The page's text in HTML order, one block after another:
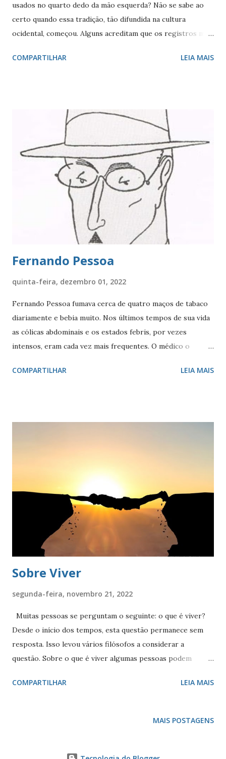
usados no quarto dedo da mão esquerda? Não se sabe ao
certo quando essa tradição, tão difundida na cultura
ocidental, começou. Alguns acreditam que os registros mais
ocorrido há cerca de 4800 anos. Naquela época, diferentes
círculo sempre foi o símbolo da eternidade, um elemento
sem começo nem fim, valorizado pelos egípcios e por
outras culturas. O espaço no centro do anel também tinha
um significado - representava uma passagem para o
conhecido e o desconhecido. Presentear uma mulher com
um anel era uma prova de amor eterno e imortal. Pouco
tempo depois, a matéria-prima dos anéis foi substituída
por materiais que ofereciam maior durabilidade, como
couro, ossos e mármore. Quanto mais caro o anel, maior
COMPARTILHAR LEIA MAIS
Fernando Pessoa
quinta-feira, dezembro 01, 2022
Fernando Pessoa fumava cerca de quatro maços de tabaco
diariamente e bebia muito. Nos últimos tempos de sua vida
as cólicas abdominais e os estados febris, por vezes
intensos, eram cada vez mais frequentes. O médico o
não lhe deu ouvidos e prosseguiu o seu caminho, alheado
e a mãe, eterna âncora, a quem ele amava mais do que tudo
na vida, mas que nunca o compreendeu. Ofélia foi a amada
possível, que teria de abandonar porque a sua vida era
guiada por Mestres oclusos, e tudo nela girava em torno da
sua obra literária. Para a concretizar precisava de sossego,
e de isolamento. ...
COMPARTILHAR LEIA MAIS
Sobre Viver
segunda-feira, novembro 21, 2022
Muitas pessoas se perguntam o seguinte: o que é viver?
Desde o início dos tempos, esta questão permanece sem
resposta. Isso levou vários filósofos a considerar a
questão. Sobre o que é viver algumas pessoas podem
viver, estar vivo, enquanto outras podem pensar que
COMPARTILHAR LEIA MAIS
MAIS POSTAGENS